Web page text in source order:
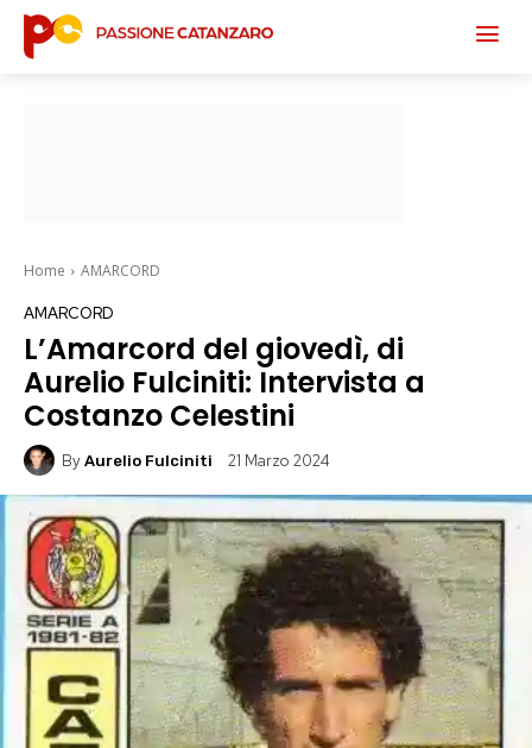
Home AMARCORD
AMARCORD
L’Amarcord del giovedì, di
Aurelio Fulciniti: Intervista a
Costanzo Celestini
By Aurelio Fulciniti 21 Marzo 2024